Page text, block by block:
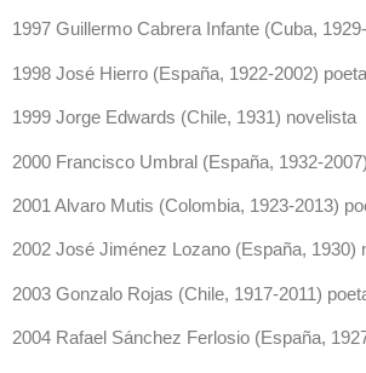
1997 Guillermo Cabrera Infante (Cuba,
1998 José Hierro (España, 1922-2002) poeta
1999 Jorge Edwards (Chile, 1931) novelista
2000 Francisco Umbral (España, 1932-
2001 Alvaro Mutis (Colombia, 1923-2013)
2002 José Jiménez Lozano (España, 1930)
2003 Gonzalo Rojas (Chile, 1917-2011)
2004 Rafael Sánchez Ferlosio (España,